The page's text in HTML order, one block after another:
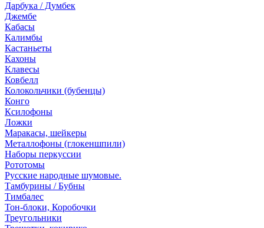
Дарбука / Думбек
Джембе
Кабасы
Калимбы
Кастаньеты
Кахоны
Клавесы
Ковбелл
Колокольчики (бубенцы)
Конго
Ксилофоны
Ложки
Маракасы, шейкеры
Металлофоны (глокеншпили)
Наборы перкуссии
Рототомы
Русские народные шумовые.
Тамбурины / Бубны
Тимбалес
Тон-блоки, Коробочки
Треугольники